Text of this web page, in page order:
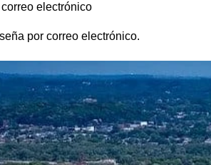
electrónico
por correo electrónico.